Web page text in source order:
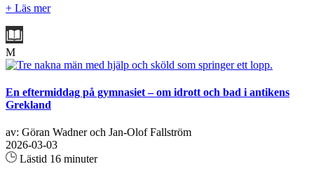
+ Läs mer
M
En eftermiddag på gymnasiet – om idrott och bad i antikens
Grekland
av: Göran Wadner och Jan-Olof Fallström
2026-03-03
Lästid 16 minuter